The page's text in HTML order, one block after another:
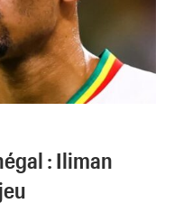
: Iliman